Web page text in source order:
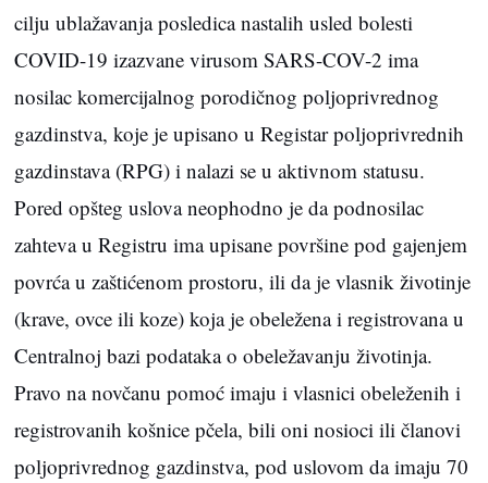
cilju ublažavanja posledica nastalih usled bolesti
COVID-19 izazvane virusom SARS-COV-2 ima
nosilac komercijalnog porodičnog poljoprivrednog
gazdinstva, koje je upisano u Registar poljoprivrednih
gazdinstava (RPG) i nalazi se u aktivnom statusu.
Pored opšteg uslova neophodno je da podnosilac
zahteva u Registru ima upisane površine pod gajenjem
povrća u zaštićenom prostoru, ili da je vlasnik životinje
(krave, ovce ili koze) koja je obeležena i registrovana u
Centralnoj bazi podataka o obeležavanju životinja.
Pravo na novčanu pomoć imaju i vlasnici obeleženih i
registrovanih košnice pčela, bili oni nosioci ili članovi
poljoprivrednog gazdinstva, pod uslovom da imaju 70